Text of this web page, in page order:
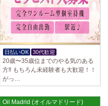
しっかりお給料をお支払いさせ
店作りを心がけております…
しっかりお給料をお支払いさせ
作りを心がけております…
日払いOK 30代歓迎
20歳〜35歳位までのやる気のある
方‼︎ もちろん未経験者も大歓迎！！
がっ…
Oil Madrid (オイルマドリード)